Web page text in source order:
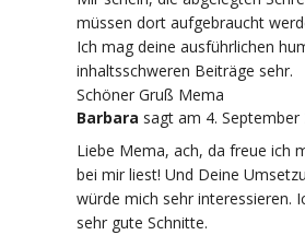
müssen dort aufgebraucht
Ich mag deine ausführlichen
inhaltsschweren Beiträge sehr.
Schöner Gruß Mema
Barbara sagt am 4. September
Liebe Mema, ach, da freue ich
bei mir liest! Und Deine
würde mich sehr interessieren.
sehr gute Schnitte.